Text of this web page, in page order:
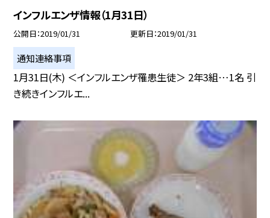
インフルエンザ情報（1月31日）
公開日 2019/01/31 更新日 2019/01/31
通知連絡事項
1月31日(木) ＜インフルエンザ罹患生徒＞ 2年3組…1名 引
き続きインフルエ...